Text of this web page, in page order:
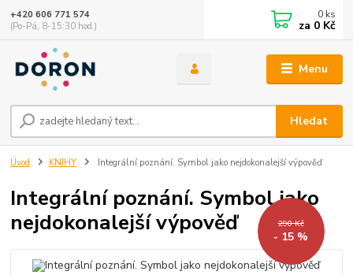
Menu
Hledat
+420 606 771 574
(Po-Pá, 8-15:30 hod.)
0 ks
za 0 Kč
Úvod KNIHY Integrální poznání. Symbol jako nejdokonalejší výpověď
Integrální poznání. Symbol jako
nejdokonalejší výpověď
290 Kč
- 15 %